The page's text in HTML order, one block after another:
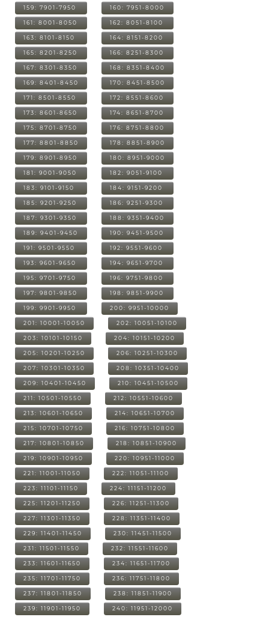
159: 7901-7950 160: 7951-8000
161: 8001-8050 162: 8051-8100
163: 8101-8150 164: 8151-8200
165: 8201-8250 166: 8251-8300
167: 8301-8350 168: 8351-8400
169: 8401-8450 170: 8451-8500
171: 8501-8550 172: 8551-8600
173: 8601-8650 174: 8651-8700
175: 8701-8750 176: 8751-8800
177: 8801-8850 178: 8851-8900
179: 8901-8950 180: 8951-9000
181: 9001-9050 182: 9051-9100
183: 9101-9150 184: 9151-9200
185: 9201-9250 186: 9251-9300
187: 9301-9350 188: 9351-9400
189: 9401-9450 190: 9451-9500
191: 9501-9550 192: 9551-9600
193: 9601-9650 194: 9651-9700
195: 9701-9750 196: 9751-9800
197: 9801-9850 198: 9851-9900
199: 9901-9950 200: 9951-10000
201: 10001-10050 202: 10051-10100
203: 10101-10150 204: 10151-10200
205: 10201-10250 206: 10251-10300
207: 10301-10350 208: 10351-10400
209: 10401-10450 210: 10451-10500
211: 10501-10550 212: 10551-10600
213: 10601-10650 214: 10651-10700
215: 10701-10750 216: 10751-10800
217: 10801-10850 218: 10851-10900
219: 10901-10950 220: 10951-11000
221: 11001-11050 222: 11051-11100
223: 11101-11150 224: 11151-11200
225: 11201-11250 226: 11251-11300
227: 11301-11350 228: 11351-11400
229: 11401-11450 230: 11451-11500
231: 11501-11550 232: 11551-11600
233: 11601-11650 234: 11651-11700
235: 11701-11750 236: 11751-11800
237: 11801-11850 238: 11851-11900
239: 11901-11950 240: 11951-12000